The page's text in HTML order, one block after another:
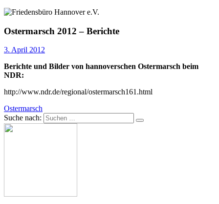
Ostermarsch 2012 – Berichte
3. April 2012
Berichte und Bilder von hannoverschen Ostermarsch beim
NDR:
http://www.ndr.de/regional/ostermarsch161.html
Ostermarsch
Suche nach: